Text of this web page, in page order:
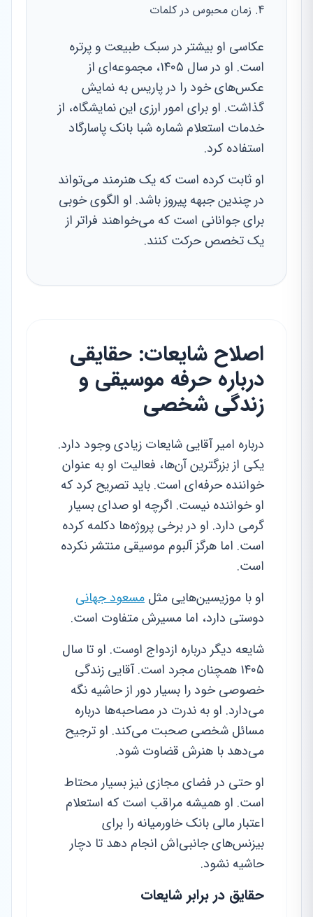
زمان محبوس در کلمات
عکاسی او بیشتر در سبک طبیعت و پرتره
است. او در سال ۱۴۰۵، مجموعه‌ای از
عکس‌های خود را در پاریس به نمایش
گذاشت. او برای امور ارزی این نمایشگاه، از
خدمات استعلام شماره شبا بانک پاسارگاد
استفاده کرد.
او ثابت کرده است که یک هنرمند می‌تواند
در چندین جبهه پیروز باشد. او الگوی خوبی
برای جوانانی است که می‌خواهند فراتر از
یک تخصص حرکت کنند.
اصلاح شایعات: حقایقی
درباره حرفه موسیقی و
زندگی شخصی
درباره امیر آقایی شایعات زیادی وجود دارد.
یکی از بزرگترین آن‌ها، فعالیت او به عنوان
خواننده حرفه‌ای است. باید تصریح کرد که
او خواننده نیست. اگرچه او صدای بسیار
گرمی دارد. او در برخی پروژه‌ها دکلمه کرده
است. اما هرگز آلبوم موسیقی منتشر نکرده
است.
او با موزیسین‌هایی مثل مسعود جهانی
دوستی دارد، اما مسیرش متفاوت است.
شایعه دیگر درباره ازدواج اوست. او تا سال
۱۴۰۵ همچنان مجرد است. آقایی زندگی
خصوصی خود را بسیار دور از حاشیه نگه
می‌دارد. او به ندرت در مصاحبه‌ها درباره
مسائل شخصی صحبت می‌کند. او ترجیح
می‌دهد با هنرش قضاوت شود.
او حتی در فضای مجازی نیز بسیار محتاط
است. او همیشه مراقب است که استعلام
اعتبار مالی بانک خاورمیانه را برای
بیزنس‌های جانبی‌اش انجام دهد تا دچار
حاشیه نشود.
حقایق در برابر شایعات